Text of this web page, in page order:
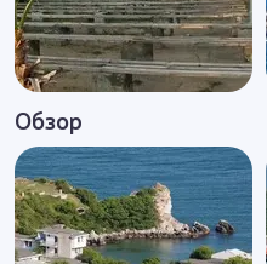
Обзор